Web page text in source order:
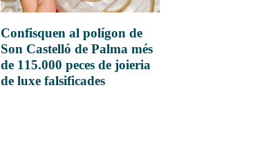
Confisquen al polígon de
Son Castelló de Palma més
de 115.000 peces de joieria
de luxe falsificades